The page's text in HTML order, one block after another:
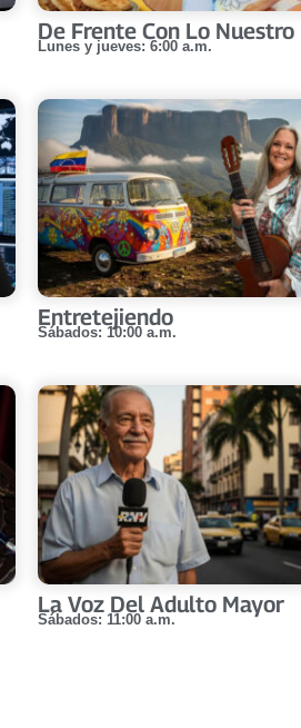
De Frente Con Lo Nuestro
Lunes y jueves: 6:00 a.m.
Entretejiendo
Sábados: 10:00 a.m.
La Voz Del Adulto Mayor
Sábados: 11:00 a.m.